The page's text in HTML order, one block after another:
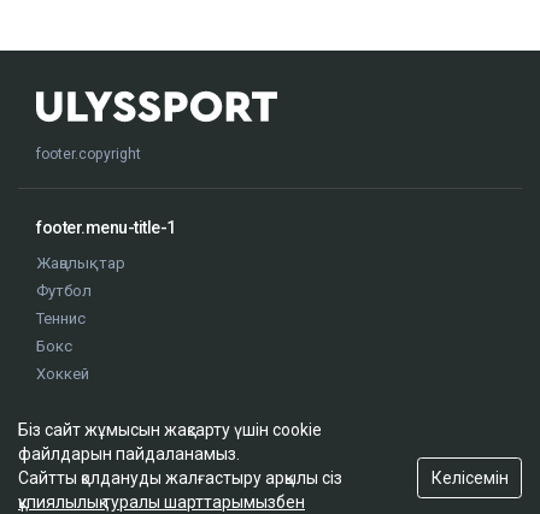
footer.copyright
footer.menu-title-1
Жаңалықтар
Футбол
Теннис
Бокс
Хоккей
Оқиғалар
Олимпиада
Біз сайт жұмысын жақсарту үшін cookie
файлдарын пайдаланамыз.
Сайтты қолдануды жалғастыру арқылы сіз
құпиялылық туралы шарттарымызбен
Келісемін